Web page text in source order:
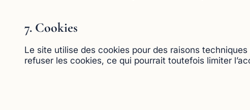
7. Cookies
Le site utilise des cookies pour des raisons
refuser les cookies, ce qui pourrait toutefois limiter